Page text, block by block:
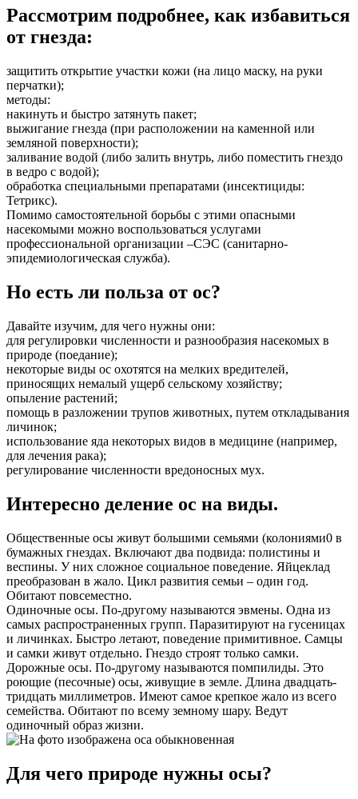
Рассмотрим подробнее, как избавиться
от гнезда:
защитить открытие участки кожи (на лицо маску, на руки
перчатки);
методы:
накинуть и быстро затянуть пакет;
выжигание гнезда (при расположении на каменной или
земляной поверхности);
заливание водой (либо залить внутрь, либо поместить гнездо
в ведро с водой);
обработка специальными препаратами (инсектициды:
Тетрикс).
Помимо самостоятельной борьбы с этими опасными
насекомыми можно воспользоваться услугами
профессиональной организации –СЭС (санитарно-
эпидемиологическая служба).
Но есть ли польза от ос?
Давайте изучим, для чего нужны они:
для регулировки численности и разнообразия насекомых в
природе (поедание);
некоторые виды ос охотятся на мелких вредителей,
приносящих немалый ущерб сельскому хозяйству;
опыление растений;
помощь в разложении трупов животных, путем откладывания
личинок;
использование яда некоторых видов в медицине (например,
для лечения рака);
регулирование численности вредоносных мух.
Интересно деление ос на виды.
Общественные осы живут большими семьями (колониями0 в
бумажных гнездах. Включают два подвида: полистины и
веспины. У них сложное социальное поведение. Яйцеклад
преобразован в жало. Цикл развития семьи – один год.
Обитают повсеместно.
Одиночные осы. По-другому называются эвмены. Одна из
самых распространенных групп. Паразитируют на гусеницах
и личинках. Быстро летают, поведение примитивное. Самцы
и самки живут отдельно. Гнездо строят только самки.
Дорожные осы. По-другому называются помпилиды. Это
роющие (песочные) осы, живущие в земле. Длина двадцать-
тридцать миллиметров. Имеют самое крепкое жало из всего
семейства. Обитают по всему земному шару. Ведут
одиночный образ жизни.
Для чего природе нужны осы?